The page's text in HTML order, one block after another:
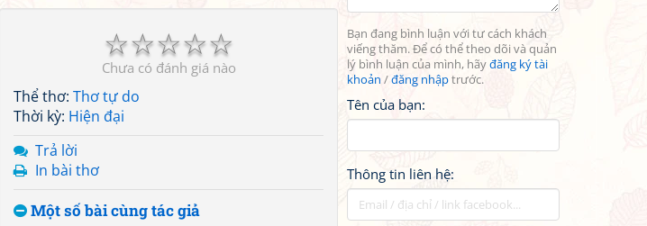
Bạn đang bình luận với tư cách khách
viếng thăm. Để có thể theo dõi và quản
lý bình luận của mình, hãyđăng ký tài
khoản /đăng nhậptrước.
Tên của bạn:
Thông tin liên hệ:
☆
☆
☆
☆
☆
Chưa có đánh giá nào
Thể thơ: Thơ tự do
Thời kỳ: Hiện đại
Trả lời
In bài thơ
Một số bài cùng tác giả